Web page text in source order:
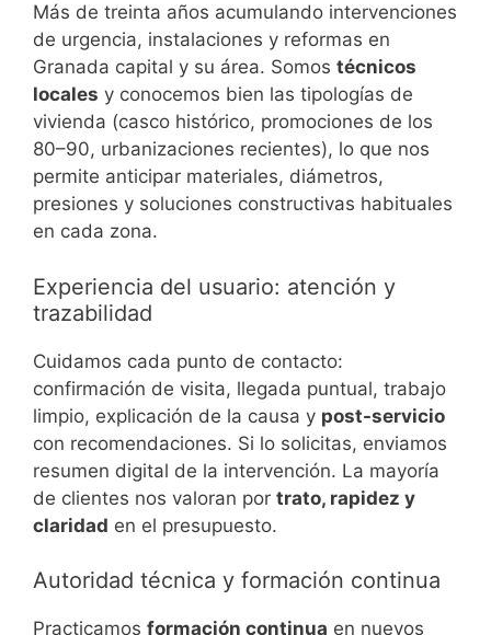
Más de treinta años acumulando intervenciones
de urgencia, instalaciones y reformas en
Granada capital y su área. Somos técnicos
locales y conocemos bien las tipologías de
vivienda (casco histórico, promociones de los
80–90, urbanizaciones recientes), lo que nos
permite anticipar materiales, diámetros,
presiones y soluciones constructivas habituales
en cada zona.
Experiencia del usuario: atención y
trazabilidad
Cuidamos cada punto de contacto:
confirmación de visita, llegada puntual, trabajo
limpio, explicación de la causa y post-servicio
con recomendaciones. Si lo solicitas, enviamos
resumen digital de la intervención. La mayoría
de clientes nos valoran por trato, rapidez y
claridad en el presupuesto.
Autoridad técnica y formación continua
Practicamos formación continua en nuevos